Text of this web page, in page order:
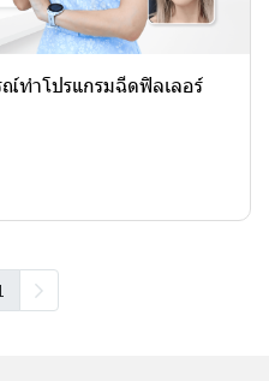
ทำโปรแกรมฉีดฟิลเลอร์